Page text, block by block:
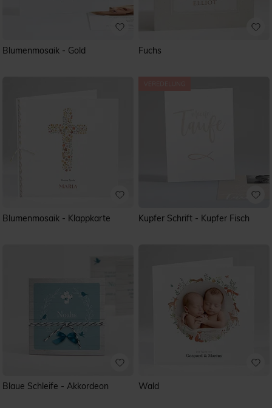
Blumenmosaik - Gold Fuchs
Blumenmosaik - Klappkarte Kupfer Schrift - Kupfer Fisch
Blaue Schleife - Akkordeon Wald